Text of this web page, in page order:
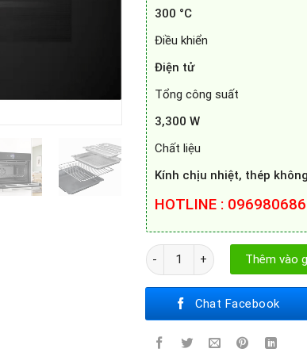
300 °C
Điều khiển
Điện tử
Tổng công suất
3,300 W
Chất liệu
Kính chịu nhiệt, thép
HOTLINE :
Lò nướng kết hợp hấp Bosch
Thêm vào
Chat Facebook